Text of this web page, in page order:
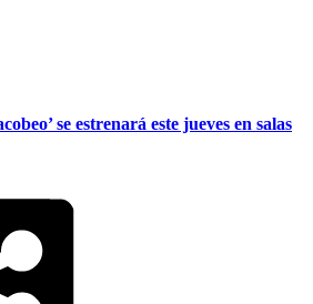
se estrenará este jueves en salas